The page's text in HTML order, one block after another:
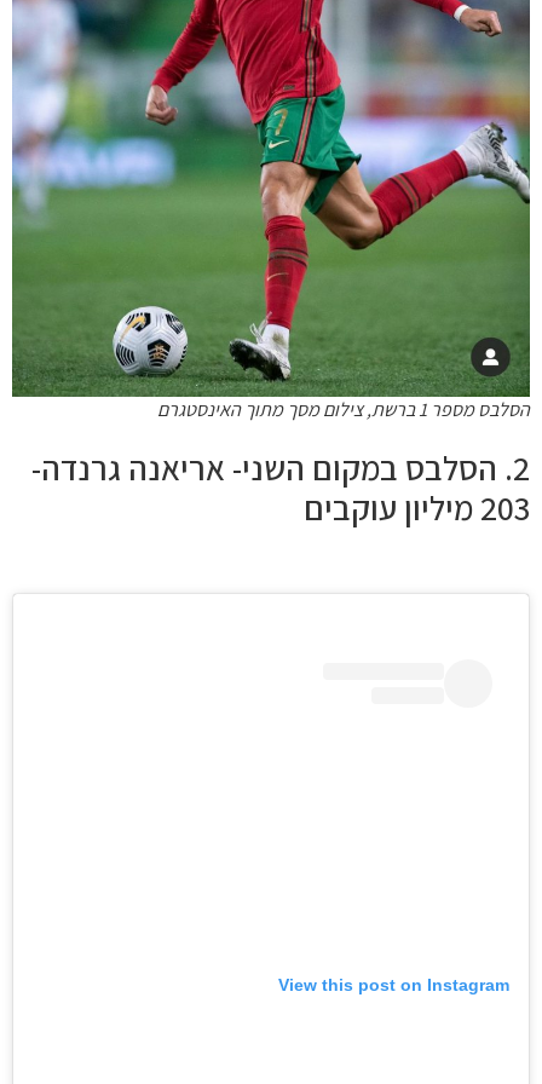
הסלבס מספר 1 ברשת, צילום מסך מתוך האינסטגרם
2. הסלבס במקום השני- אריאנה גרנדה-
203 מיליון עוקבים
View this post on Instagram